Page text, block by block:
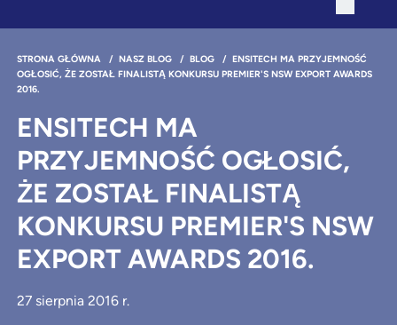
STRONA GŁÓWNA /NASZ BLOG /BLOG /ENSITECH MA PRZYJEMNOŚĆ
OGŁOSIĆ, ŻE ZOSTAŁ FINALISTĄ KONKURSU PREMIER'S NSW EXPORT AWARDS
2016.
ENSITECH MA
PRZYJEMNOŚĆ OGŁOSIĆ,
ŻE ZOSTAŁ FINALISTĄ
KONKURSU PREMIER'S NSW
EXPORT AWARDS 2016.
27 sierpnia 2016 r.